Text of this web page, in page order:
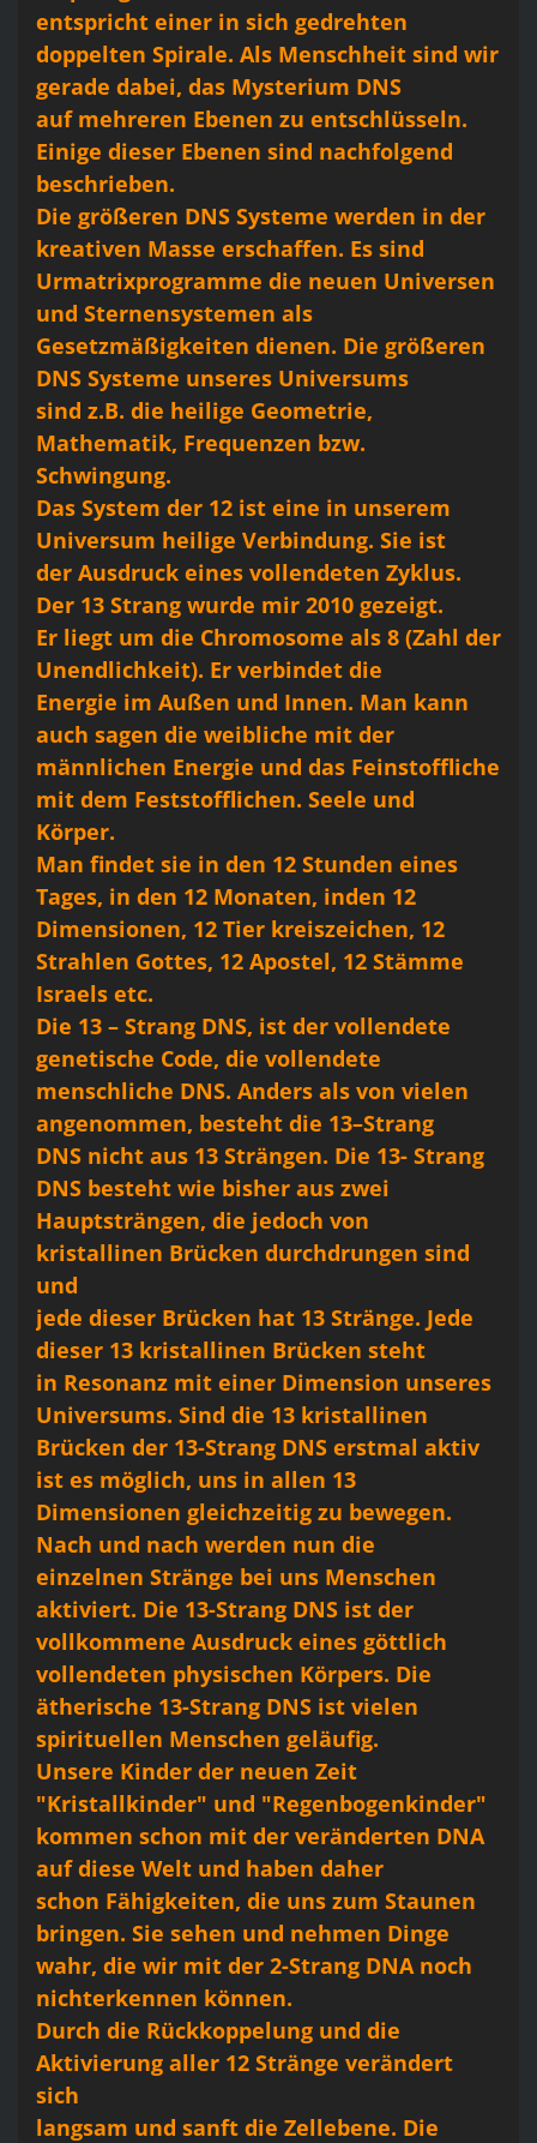
entspricht einer in sich gedrehten
doppelten Spirale. Als Menschheit sind wir
gerade dabei, das Mysterium DNS
auf mehreren Ebenen zu entschlüsseln.
Einige dieser Ebenen sind nachfolgend
beschrieben.
Die größeren DNS Systeme werden in der
kreativen Masse erschaffen. Es sind
Urmatrixprogramme die neuen Universen
und Sternensystemen als
Gesetzmäßigkeiten dienen. Die größeren
DNS Systeme unseres Universums
sind z.B. die heilige Geometrie,
Mathematik, Frequenzen bzw.
Schwingung.
Das System der 12 ist eine in unserem
Universum heilige Verbindung. Sie ist
der Ausdruck eines vollendeten Zyklus.
Der 13 Strang wurde mir 2010 gezeigt.
Er liegt um die Chromosome als 8 (Zahl der
Unendlichkeit). Er verbindet die
Energie im Außen und Innen. Man kann
auch sagen die weibliche mit der
männlichen Energie und das Feinstoffliche
mit dem Feststofflichen. Seele und
Körper.
Man findet sie in den 12 Stunden eines
Tages, in den 12 Monaten, inden 12
Dimensionen, 12 Tier kreiszeichen, 12
Strahlen Gottes, 12 Apostel, 12 Stämme
Israels etc.
Die 13 – Strang DNS, ist der vollendete
genetische Code, die vollendete
menschliche DNS. Anders als von vielen
angenommen, besteht die 13–Strang
DNS nicht aus 13 Strängen. Die 13- Strang
DNS besteht wie bisher aus zwei
Hauptsträngen, die jedoch von
kristallinen Brücken durchdrungen sind
und
jede dieser Brücken hat 13 Stränge. Jede
dieser 13 kristallinen Brücken steht
in Resonanz mit einer Dimension unseres
Universums. Sind die 13 kristallinen
Brücken der 13-Strang DNS erstmal aktiv
ist es möglich, uns in allen 13
Dimensionen gleichzeitig zu bewegen.
Nach und nach werden nun die
einzelnen Stränge bei uns Menschen
aktiviert. Die 13-Strang DNS ist der
vollkommene Ausdruck eines göttlich
vollendeten physischen Körpers. Die
ätherische 13-Strang DNS ist vielen
spirituellen Menschen geläufig.
Unsere Kinder der neuen Zeit
"Kristallkinder" und "Regenbogenkinder"
kommen schon mit der veränderten DNA
auf diese Welt und haben daher
schon Fähigkeiten, die uns zum Staunen
bringen. Sie sehen und nehmen Dinge
wahr, die wir mit der 2-Strang DNA noch
nichterkennen können.
Durch die Rückkoppelung und die
Aktivierung aller 12 Stränge verändert
sich
langsam und sanft die Zellebene. Die